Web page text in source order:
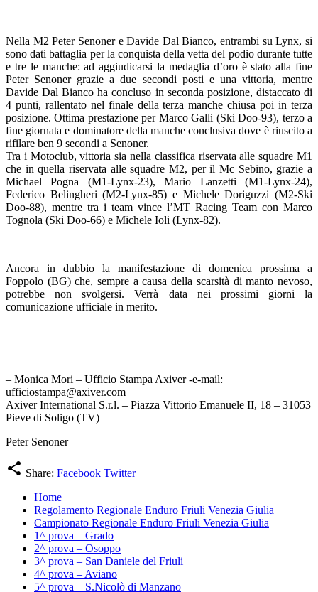
Nella M2 Peter Senoner e Davide Dal Bianco, entrambi su Lynx, si
sono dati battaglia per la conquista della vetta del podio durante tutte
e tre le manche: ad aggiudicarsi la medaglia d’oro è stato alla fine
Peter Senoner grazie a due secondi posti e una vittoria, mentre
Davide Dal Bianco ha concluso in seconda posizione, distaccato di
4 punti, rallentato nel finale della terza manche chiusa poi in terza
posizione. Ottima prestazione per Marco Galli (Ski Doo-93), terzo a
fine giornata e dominatore della manche conclusiva dove è riuscito a
rifilare ben 9 secondi a Senoner.
Tra i Motoclub, vittoria sia nella classifica riservata alle squadre M1
che in quella riservata alle squadre M2, per il Mc Sebino, grazie a
Michael Pogna (M1-Lynx-23), Mario Lanzetti (M1-Lynx-24),
Federico Belingheri (M2-Lynx-85) e Michele Doriguzzi (M2-Ski
Doo-88), mentre tra i team vince l’MT Racing Team con Marco
Tognola (Ski Doo-66) e Michele Ioli (Lynx-82).
Ancora in dubbio la manifestazione di domenica prossima a
Foppolo (BG) che, sempre a causa della scarsità di manto nevoso,
potrebbe non svolgersi. Verrà data nei prossimi giorni la
comunicazione ufficiale in merito.
– Monica Mori – Ufficio Stampa Axiver -e-mail:
ufficiostampa@axiver.com
Axiver International S.r.l. – Piazza Vittorio Emanuele II, 18 – 31053
Pieve di Soligo (TV)
Peter Senoner
share Share: Facebook Twitter
Home
Regolamento Regionale Enduro Friuli Venezia Giulia
Campionato Regionale Enduro Friuli Venezia Giulia
1^ prova – Grado
2^ prova – Osoppo
3^ prova – San Daniele del Friuli
4^ prova – Aviano
5^ prova – S.Nicolò di Manzano